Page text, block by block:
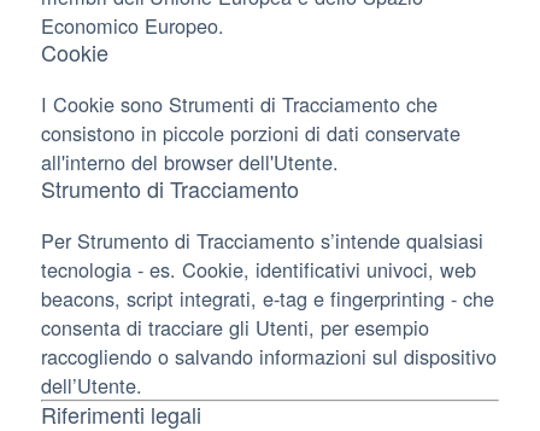
Economico Europeo.
Cookie
I Cookie sono Strumenti di Tracciamento che
consistono in piccole porzioni di dati conservate
all'interno del browser dell'Utente.
Strumento di Tracciamento
Per Strumento di Tracciamento s’intende qualsiasi
tecnologia - es. Cookie, identificativi univoci, web
beacons, script integrati, e-tag e fingerprinting - che
consenta di tracciare gli Utenti, per esempio
raccogliendo o salvando informazioni sul dispositivo
dell’Utente.
Riferimenti legali